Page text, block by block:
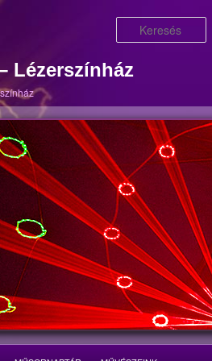
Lézerszínház